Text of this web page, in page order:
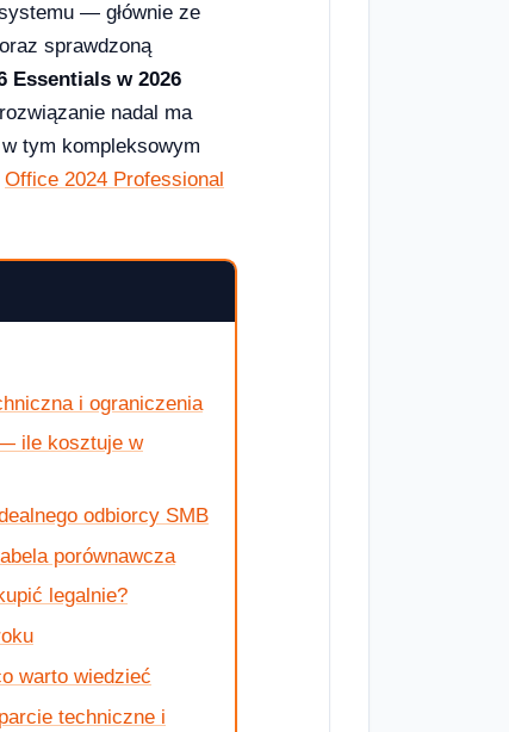
— głównie ze
sprawdzoną
Essentials w 2026
nadal ma
tym kompleksowym
Office 2024 Professional
i ograniczenia
ile kosztuje w
odbiorcy SMB
porównawcza
legalnie?
warto wiedzieć
techniczne i